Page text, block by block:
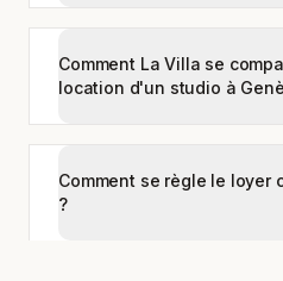
Comment La Villa se
location d'un studio à
Comment se règle le loyer
?